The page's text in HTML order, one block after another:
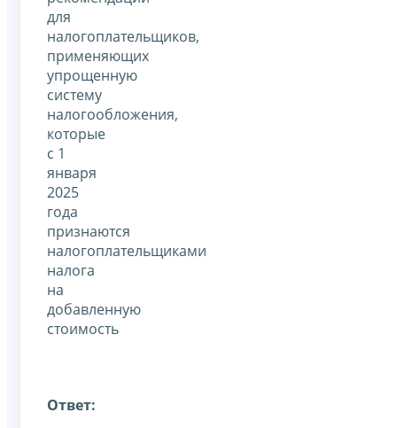
для
налогоплательщиков,
применяющих
упрощенную
систему
налогообложения,
которые
с 1
января
2025
года
признаются
налогоплательщиками
налога
на
добавленную
стоимость
Ответ: